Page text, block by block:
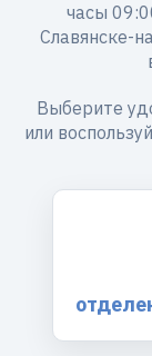
часы
Славянске-
Выберите
или